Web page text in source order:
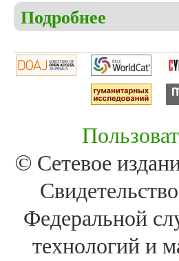
Подробнее
© Сетевое
Федеральной
технологий и